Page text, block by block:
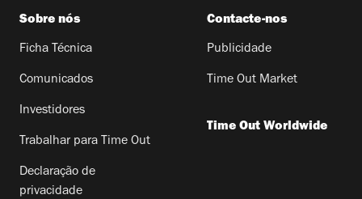
Sobre nós
Ficha Técnica
Comunicados
Investidores
Trabalhar para Time Out
Declaração de
privacidade
Contacte-nos
Publicidade
Time Out Market
Time Out Worldwide